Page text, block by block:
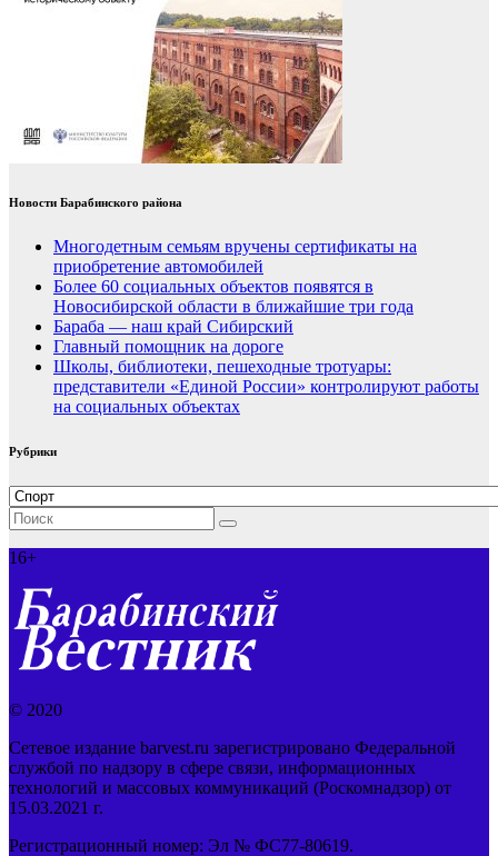
Новости Барабинского района
Многодетным семьям вручены сертификаты на
приобретение автомобилей
Более 60 социальных объектов появятся в
Новосибирской области в ближайшие три года
Бараба — наш край Сибирский
Главный помощник на дороге
Школы, библиотеки, пешеходные тротуары:
представители «Единой России» контролируют работы
на социальных объектах
Рубрики
Рубрики
16+
© 2020
Сетевое издание barvest.ru зарегистрировано Федеральной
службой по надзору в сфере связи, информационных
технологий и массовых коммуникаций (Роскомнадзор) от
15.03.2021 г.
Регистрационный номер: Эл № ФС77-80619.